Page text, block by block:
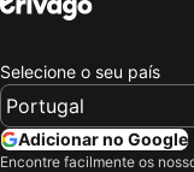
Selecione o seu país
Adicionar no Google
Encontre facilmente os